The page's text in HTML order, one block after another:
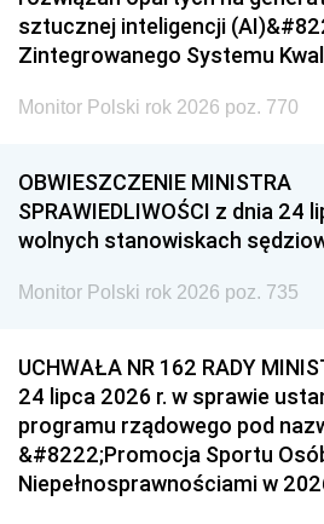
sztucznej inteligencji
Zintegrowanego Systemu
Monitor Polski rok 2026 poz. 770
OBWIESZCZENIE MINISTRA
SPRAWIEDLIWOŚCI z dnia 24
wolnych stanowiskach
Monitor Polski rok 2026 poz. 735
UCHWAŁA NR 162 RADY
24 lipca 2026 r. w sprawie
programu rządowego pod
&#8222;Promocja Sportu
Niepełnosprawnościami w